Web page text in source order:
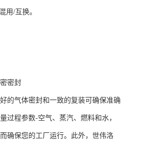
用/互换。
密封
的气体密封和一致的复装可确保准确
过程参数-空气、蒸汽、燃料和水，
确保您的工厂运行。此外，世伟洛